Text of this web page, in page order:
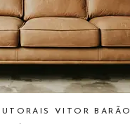
VITOR BARÃO